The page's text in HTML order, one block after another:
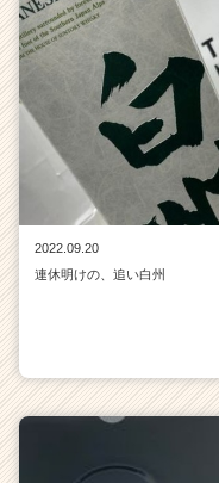
2022.09.20
連休明けの、追い白州